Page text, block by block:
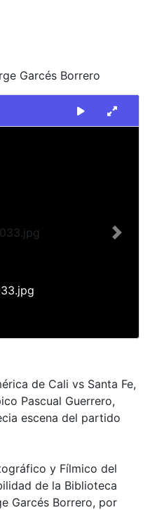
Garcés Borrero
Next
de Cali vs Santa Fe,
Pascual Guerrero,
escena del partido
y Fílmico del
de la Biblioteca
Garcés Borrero, por